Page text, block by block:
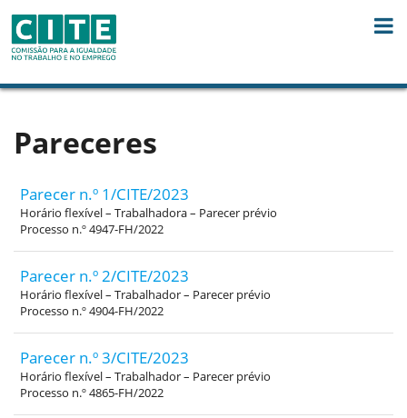
Pareceres
Parecer n.º 1/CITE/2023
Horário flexível – Trabalhadora – Parecer prévio
Processo n.º 4947-FH/2022
Parecer n.º 2/CITE/2023
Horário flexível – Trabalhador – Parecer prévio
Processo n.º 4904-FH/2022
Parecer n.º 3/CITE/2023
Horário flexível – Trabalhador – Parecer prévio
Processo n.º 4865-FH/2022